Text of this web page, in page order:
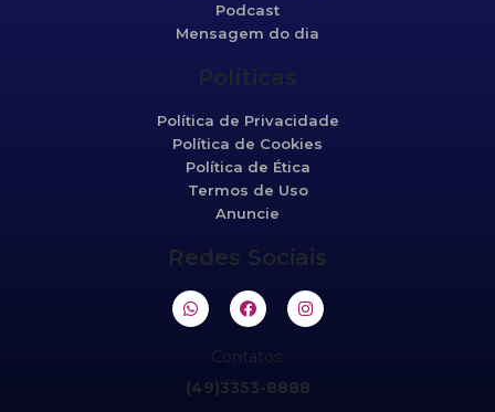
Podcast
Mensagem do dia
Políticas
Política de Privacidade
Política de Cookies
Política de Ética
Termos de Uso
Anuncie
Redes Sociais
Contatos:
(49)3353-8888